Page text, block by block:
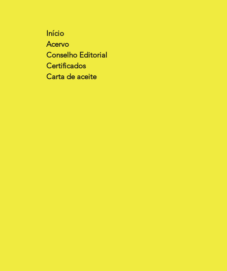
Início
Acervo
Conselho Editorial
Certificados
Carta de aceite